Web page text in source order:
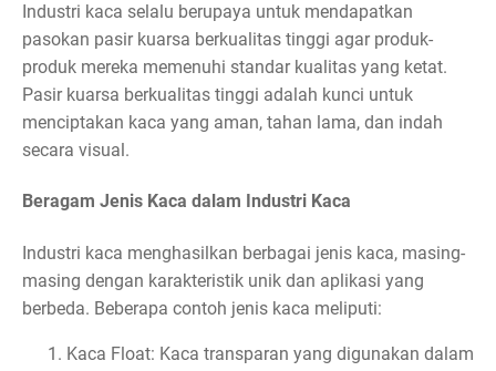
Industri kaca selalu berupaya untuk mendapatkan
pasokan pasir kuarsa berkualitas tinggi agar produk-
produk mereka memenuhi standar kualitas yang ketat.
Pasir kuarsa berkualitas tinggi adalah kunci untuk
menciptakan kaca yang aman, tahan lama, dan indah
secara visual.
Beragam Jenis Kaca dalam Industri Kaca
Industri kaca menghasilkan berbagai jenis kaca, masing-
masing dengan karakteristik unik dan aplikasi yang
berbeda. Beberapa contoh jenis kaca meliputi:
Kaca Float: Kaca transparan yang digunakan dalam